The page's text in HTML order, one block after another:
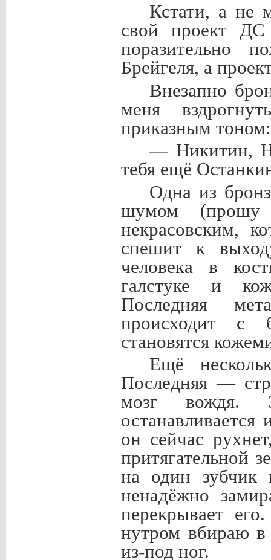
Кстати, а не
свой проект
Брейгеля, а
Внезапно
меня
приказным тоном:
— Никитин,
тебя ещё
Одна из
шумом
некрасовским,
спешит к
человека в
галстуке и
Последняя
происходит с
становятся
Ещё
Последняя —
мозг вождя.
он сейчас
притягательной
на один зубчик
ненадёжно
перекрывает
нутром вбираю в
из-под ног.